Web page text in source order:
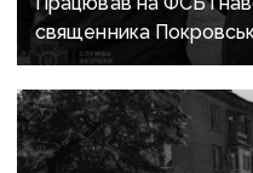
священника
років